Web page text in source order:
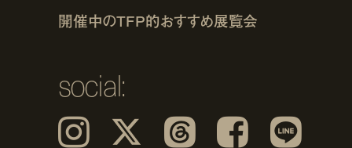
開催中のTFP的おすすめ展覧会
social:
Instagram 𝕏 Threads Facebook LINE